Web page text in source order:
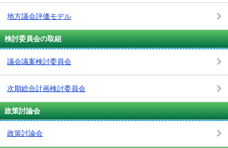
地方議会評価モデル
検討委員会の取組
議会議案検討委員会
次期総合計画検討委員会
政策討論会
政策討論会